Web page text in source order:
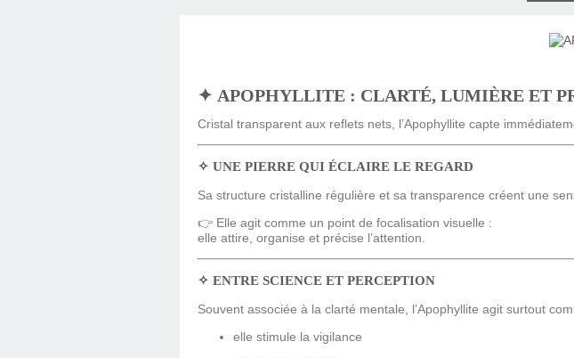
✦ APOPHYLLITE : CLARTÉ, LUMIÈRE ET
Cristal transparent aux reflets nets, l’Apophyllite capte
✧ UNE PIERRE QUI ÉCLAIRE LE REGARD
Sa structure cristalline régulière et sa transparence créent une
👉 Elle agit comme un point de focalisation visuelle :
elle attire, organise et précise l’attention.
✧ ENTRE SCIENCE ET PERCEPTION
Souvent associée à la clarté mentale, l’Apophyllite agit surtout
elle stimule la vigilance